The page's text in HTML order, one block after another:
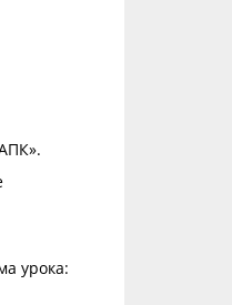
урока: